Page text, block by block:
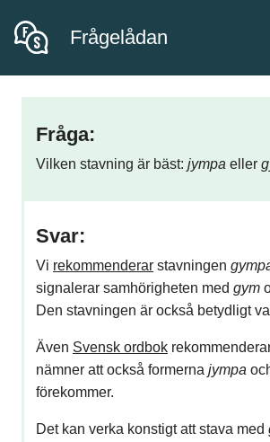
Frågelådan
Fråga:
Vilken stavning är bäst: jympa eller
Svar:
Vi rekommenderarstavningen
signalerar samhörigheten med gym
Den stavningen är också betydligt
Även Svensk ordbok
nämner att också formerna jympa
förekommer.
Det kan verka konstigt att stava med